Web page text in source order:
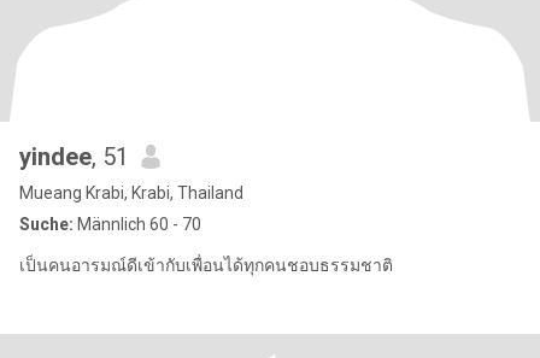
yindee, 51
Mueang Krabi, Krabi, Thailand
Suche: Männlich 60 - 70
เป็นคนอารมณ์ดีเข้ากับเพื่อนได้ทุกคนชอบธรรมชาติ